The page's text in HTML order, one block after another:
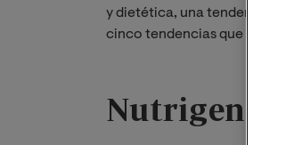
y dietética, una tendencia
cinco tendencias que están